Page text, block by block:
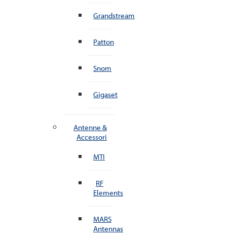
Grandstream
Patton
Snom
Gigaset
Antenne &
Accessori
MTI
RF
Elements
MARS
Antennas